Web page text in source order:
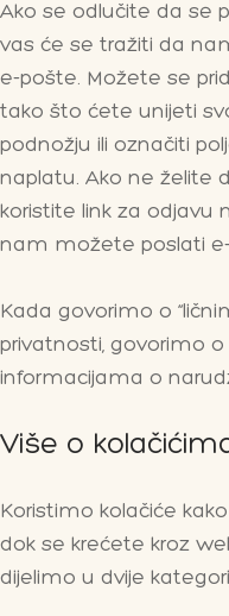
Ako se odlučite da se
vas će se tražiti da
e-pošte. Možete se
tako što ćete unijeti
podnožju ili označiti
naplatu. Ako ne želite
koristite link za odjavu
nam možete poslati e-
Kada govorimo o
privatnosti, govorimo
informacijama o
Više o
Koristimo kolačiće
dok se krećete kroz
dijelimo u dvije